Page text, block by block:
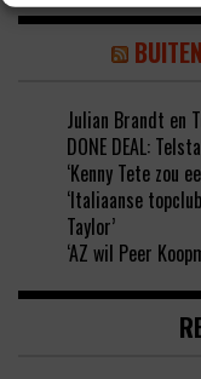
Julian Brandt en
DONE DEAL:
‘Kenny Tete zou
‘Italiaanse
Taylor’
‘AZ wil Peer